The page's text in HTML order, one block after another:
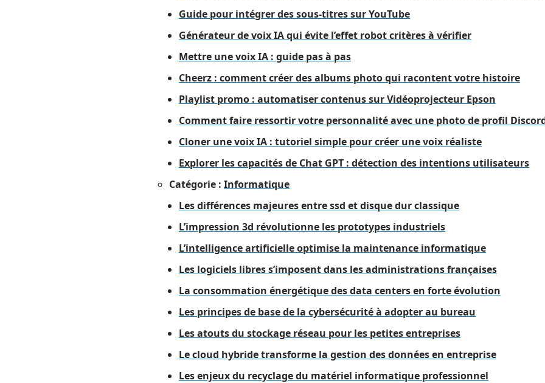
Guide pour intégrer des sous-titres sur YouTube
Générateur de voix IA qui évite l’effet robot critères à vérifier
Mettre une voix IA : guide pas à pas
Cheerz : comment créer des albums photo qui racontent votre histoire
Playlist promo : automatiser contenus sur Vidéoprojecteur Epson
Comment faire ressortir votre personnalité avec une photo de profil
Cloner une voix IA : tutoriel simple pour créer une voix réaliste
Explorer les capacités de Chat GPT : détection des intentions utilisateurs
Catégorie : Informatique
Les différences majeures entre ssd et disque dur classique
L’impression 3d révolutionne les prototypes industriels
L’intelligence artificielle optimise la maintenance informatique
Les logiciels libres s’imposent dans les administrations françaises
La consommation énergétique des data centers en forte évolution
Les principes de base de la cybersécurité à adopter au bureau
Les atouts du stockage réseau pour les petites entreprises
Le cloud hybride transforme la gestion des données en entreprise
Les enjeux du recyclage du matériel informatique professionnel